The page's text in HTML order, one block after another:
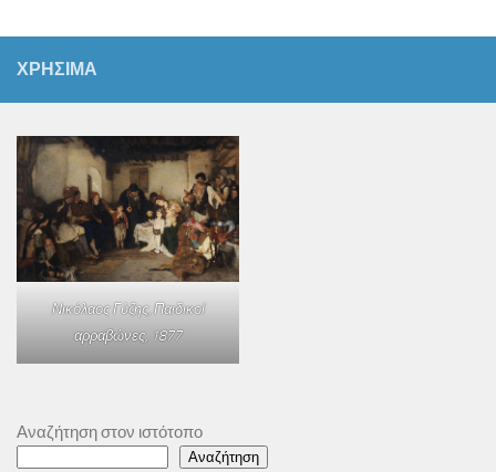
ΧΡΗΣΙΜΑ
Νικόλαος Γύζης,Παιδικοί
αρραβώνες, 1877
Αναζήτηση στον ιστότοπο
Αναζήτηση